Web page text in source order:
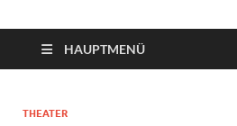
HAUPTMENÜ
THEATER